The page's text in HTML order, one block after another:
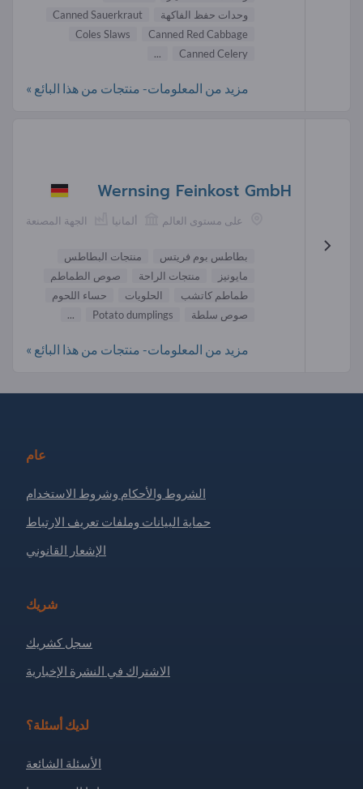
وحدات حفظ الفاكهة
Canned Sauerkraut
Canned Red Cabbage
Coles Slaws
Canned Celery
...
مزيد من المعلومات- منتجات من هذا البائع »
Wernsing Feinkost GmbH
الجهة المصنعة ألمانيا على مستوى العالم
بطاطس بوم فريتس
منتجات البطاطس
مايونيز
منتجات الراحة
صوص الطماطم
طماطم كاتشب
الحلويات
حساء اللحوم
صوص سلطة
Potato dumplings
...
مزيد من المعلومات- منتجات من هذا البائع »
عام
الشروط والأحكام وشروط الاستخدام
حماية البيانات وملفات تعريف الارتباط
الإشعار القانوني
شريك
سجل كشريك
الاشتراك في النشرة الإخبارية
لديك أسئلة؟
الأسئلة الشائعة